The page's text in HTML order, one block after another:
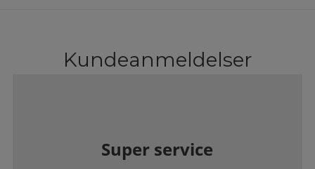
Kundeanmeldelser
Super service